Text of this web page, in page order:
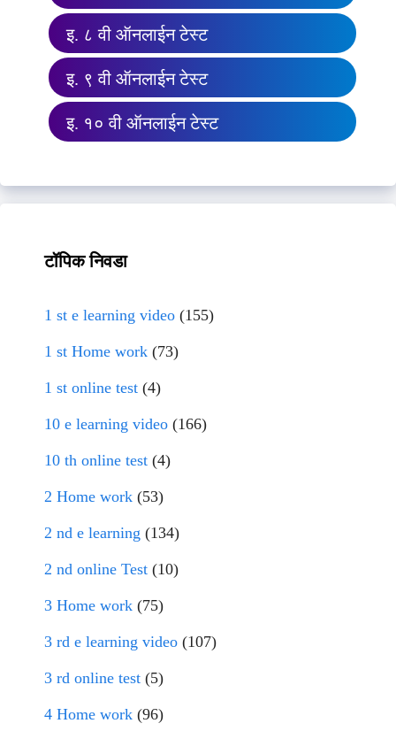
इ. ८ वी ऑनलाईन टेस्ट
इ. ९ वी ऑनलाईन टेस्ट
इ. १० वी ऑनलाईन टेस्ट
टॉपिक निवडा
1 st e learning video (155)
1 st Home work (73)
1 st online test (4)
10 e learning video (166)
10 th online test (4)
2 Home work (53)
2 nd e learning (134)
2 nd online Test (10)
3 Home work (75)
3 rd e learning video (107)
3 rd online test (5)
4 Home work (96)